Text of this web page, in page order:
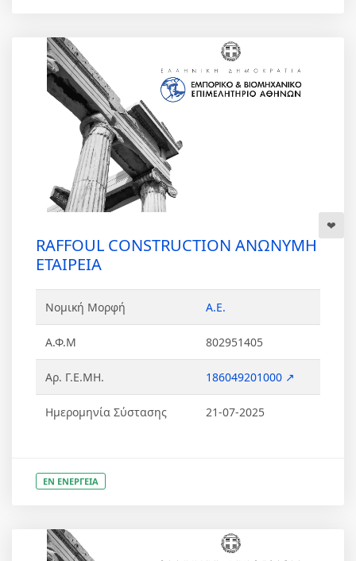
RAFFOUL CONSTRUCTION ΑΝΩΝΥΜΗ
ΕΤΑΙΡΕΙΑ
Νομική Μορφή Α.Ε.
Α.Φ.Μ 802951405
Αρ. Γ.Ε.ΜΗ. 186049201000 ↗
Ημερομηνία Σύστασης 21-07-2025
ΕΝ ΕΝΕΡΓΕΙΑ